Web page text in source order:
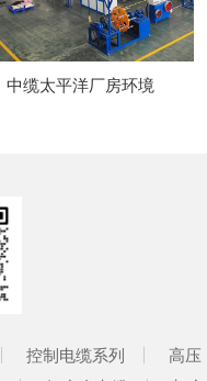
中缆太平洋厂房环境
控制电缆系列
高压